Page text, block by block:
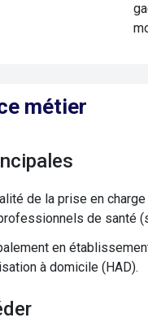
métier
de la prise en
de santé
en
à domicile (HAD).